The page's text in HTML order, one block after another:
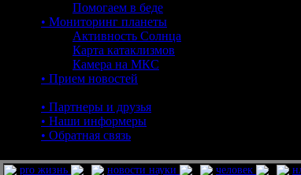
Помогаем в беде
• Мониторинг планеты
Активность Солнца
Карта катаклизмов
Камера на МКС
• Прием новостей
• Партнеры и друзья
• Наши информеры
• Обратная связь
pro жизнь новости науки человек